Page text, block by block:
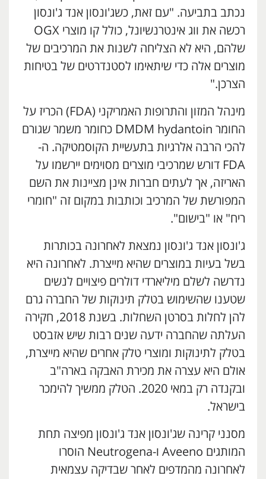
נכתב בתביעה. "עם זאת, כשג'ונסון אנד ג'ונסון
רכשה את ווג אינטרנשיונל, כולל קו מוצרי OGX
שלהם, היא לא הצליחה לשנות את המרכיבים של
מוצרים אלה כדי שיתאימו לסטנדרטים של בטיחות
הצרכן."
מינהל המזון והתרופות האמריקני (FDA) הכריז על
החומר DMDM ​​hydantoin כחומר משמר שגורם
להכי הרבה אלרגיות בתעשיית הקוסמטיקה. ה-
FDA דורש שמרכיבי מוצרים מסוימים יירשמו על
האריזה, אך לעתים חברות אינן מציינות את השם
המפורשת של המרכיב וכותבות במקום זה "חומרי
ריח" או "בישום".
ג'ונסון אנד ג'ונסון נמצאת לאחרונה בכותרות
בשל בעיות במוצרים שהיא מייצרת. לאחרונה היא
נדרשה לשלם מיליארדי דולרים פיצויים לנשים
שטענו שהשימוש בטלק תינוקות של החברה גרם
להן לחלות בסרטן השחלות. בשנת 2018, חקירה
העלתה שהחברה ידעה שנים רבות שיש אזבסט
בטלק לתינוקות ומוצרי טלק אחרים שהיא מייצרת,
אולם היא עצרה את מכירת האבקה בארה"ב
ובקנדה רק במאי 2020. הטלק ממשיך להימכר
בישראל.
מסנני קרינה שג'ונסון אנד ג'ונסון מפיצה תחת
המותגים Aveeno ו-Neutrogena הוסרו
לאחרונה מהמדפים לאחר שבדיקה עצמאית